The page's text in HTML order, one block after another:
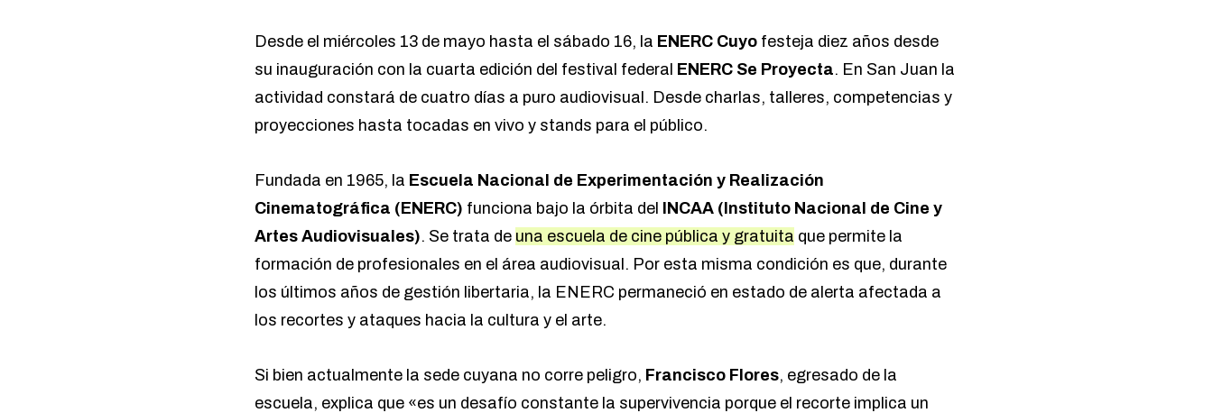
Desde el miércoles 13 de mayo hasta el sábado 16, la ENERC Cuyo festeja diez años desde
su inauguración con la cuarta edición del festival federal ENERC Se Proyecta. En San Juan la
actividad constará de cuatro días a puro audiovisual. Desde charlas, talleres, competencias y
proyecciones hasta tocadas en vivo y stands para el público.
Fundada en 1965, la Escuela Nacional de Experimentación y Realización
Cinematográfica (ENERC) funciona bajo la órbita del
INCAA (Instituto Nacional de Cine y
Artes Audiovisuales). Se trata de una escuela de cine pública y gratuita que permite la
formación de profesionales en el área audiovisual. Por esta misma condición es que, durante
los últimos años de gestión libertaria, la ENERC permaneció en estado de alerta afectada a
los recortes y ataques hacia la cultura y el arte.
Si bien actualmente la sede cuyana no corre peligro, Francisco Flores, egresado de la
escuela, explica que «es un desafío constante la supervivencia porque el recorte implica un